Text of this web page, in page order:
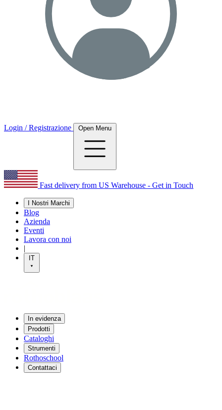
Login / Registrazione Open Menu
Fast delivery from US Warehouse - Get in Touch
I Nostri Marchi
Blog
Azienda
Eventi
Lavora con noi
|
IT
In evidenza
Prodotti
Cataloghi
Strumenti
Rothoschool
Contattaci